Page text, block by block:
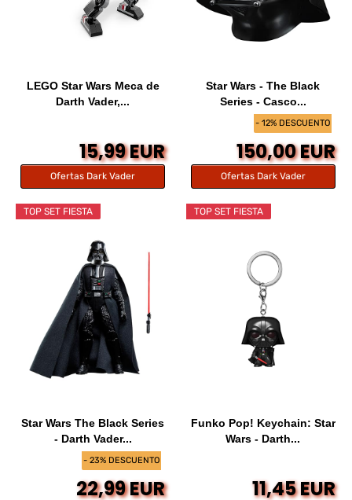
LEGO Star Wars Meca de
Darth Vader,...
15,99 EUR
Ofertas Dark Vader
- 12% DESCUENTO
Star Wars - The Black
Series - Casco...
150,00 EUR
Ofertas Dark Vader
- 23% DESCUENTO
TOP SET FIESTA
Star Wars The Black Series
- Darth Vader...
22,99 EUR
TOP SET FIESTA
Funko Pop! Keychain: Star
Wars - Darth...
11,45 EUR